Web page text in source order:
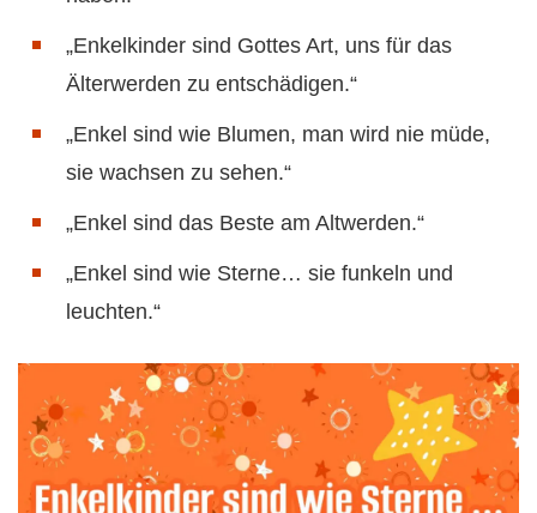
„Enkelkinder sind Gottes Art, uns für das
Älterwerden zu entschädigen.“
„Enkel sind wie Blumen, man wird nie müde,
sie wachsen zu sehen.“
„Enkel sind das Beste am Altwerden.“
„Enkel sind wie Sterne… sie funkeln und
leuchten.“